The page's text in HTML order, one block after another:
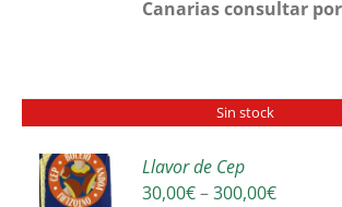
Canarias consultar
Sin stock
Llavor de Cep
30,00€–300,00€Interval